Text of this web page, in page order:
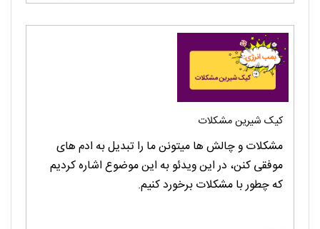
کیک شیرین مشکلات
مشکلات و چالش ها میتونن ما را تبدیل به ادم های
موفقی کنن، در این ویدئو به این موضوع اشاره کردیم
که چطور با مشکلات برخورد کنیم.